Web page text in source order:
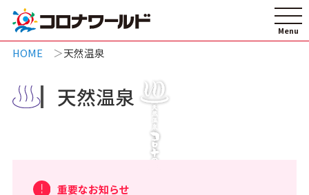
HOME 天然温泉
天然温泉
重要なお知らせ